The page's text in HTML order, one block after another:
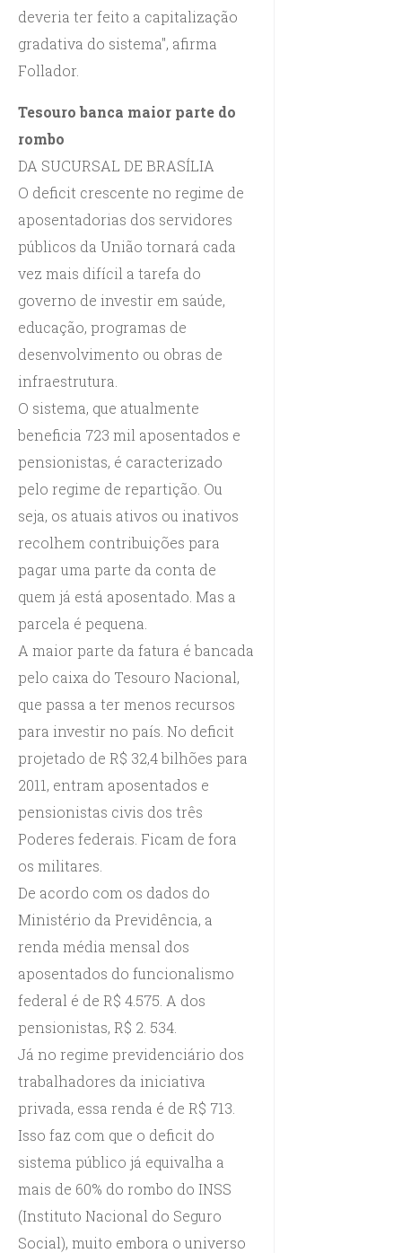
deveria ter feito a capitalização
gradativa do sistema", afirma
Follador.
Tesouro banca maior parte do
rombo
DA SUCURSAL DE BRASÍLIA
O deficit crescente no regime de
aposentadorias dos servidores
públicos da União tornará cada
vez mais difícil a tarefa do
governo de investir em saúde,
educação, programas de
desenvolvimento ou obras de
infraestrutura.
O sistema, que atualmente
beneficia 723 mil aposentados e
pensionistas, é caracterizado
pelo regime de repartição. Ou
seja, os atuais ativos ou inativos
recolhem contribuições para
pagar uma parte da conta de
quem já está aposentado. Mas a
parcela é pequena.
A maior parte da fatura é bancada
pelo caixa do Tesouro Nacional,
que passa a ter menos recursos
para investir no país. No deficit
projetado de R$ 32,4 bilhões para
2011, entram aposentados e
pensionistas civis dos três
Poderes federais. Ficam de fora
os militares.
De acordo com os dados do
Ministério da Previdência, a
renda média mensal dos
aposentados do funcionalismo
federal é de R$ 4.575. A dos
pensionistas, R$ 2. 534.
Já no regime previdenciário dos
trabalhadores da iniciativa
privada, essa renda é de R$ 713.
Isso faz com que o deficit do
sistema público já equivalha a
mais de 60% do rombo do INSS
(Instituto Nacional do Seguro
Social), muito embora o universo